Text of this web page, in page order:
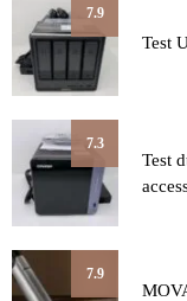
7.9
Test
7.3
Test
7.9